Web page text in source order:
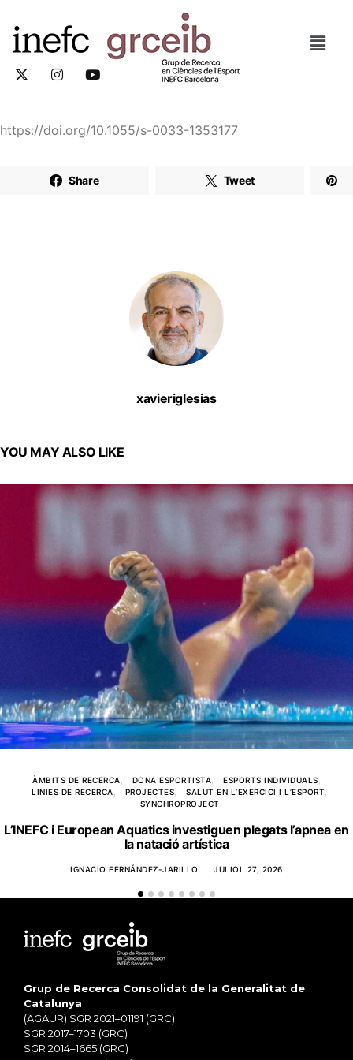
https://doi.org/10.1055/s-0033-1353177
Share Tweet
xavieriglesias
YOU MAY ALSO LIKE
ÀMBITS DE RECERCA DONA ESPORTISTA
ESPORTS INDIVIDUALS
LINIES DE RECERCA
PROJECTES
SALUT EN L’EXERCICI I L’ESPORT
SYNCHROPROJECT
L’INEFC i European Aquatics investiguen plegats l’apnea en
la natació artística
IGNACIO FERNÁNDEZ-JARILLO JULIOL 27, 2026
Grup de Recerca Consolidat de la Generalitat de
Catalunya
(AGAUR) SGR 2021–01191 (GRC)
SGR 2017–1703 (GRC)
SGR 2014–1665 (GRC)